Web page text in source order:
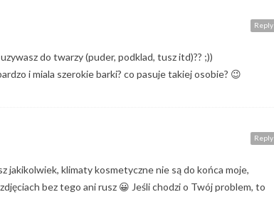
Reply
do twarzy (puder, podklad, tusz itd)?? ;))
i miala szerokie barki? co pasuje takiej osobie? 😉
Reply
jakikolwiek, klimaty kosmetyczne nie są do końca moje,
bez tego ani rusz 😀 Jeśli chodzi o Twój problem, to